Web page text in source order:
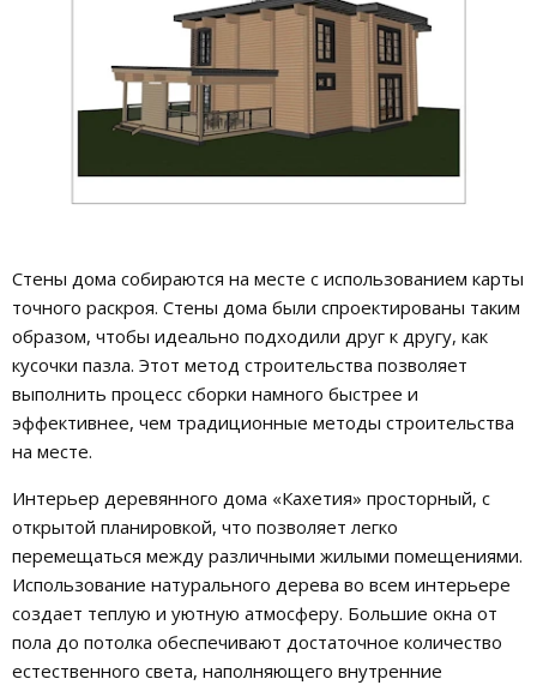
Стены дома собираются на месте с использованием карты
точного раскроя. Стены дома были спроектированы таким
образом, чтобы идеально подходили друг к другу, как
кусочки пазла. Этот метод строительства позволяет
выполнить процесс сборки намного быстрее и
эффективнее, чем традиционные методы строительства
на месте.
Интерьер деревянного дома «Кахетия» просторный, с
открытой планировкой, что позволяет легко
перемещаться между различными жилыми помещениями.
Использование натурального дерева во всем интерьере
создает теплую и уютную атмосферу. Большие окна от
пола до потолка обеспечивают достаточное количество
естественного света, наполняющего внутренние